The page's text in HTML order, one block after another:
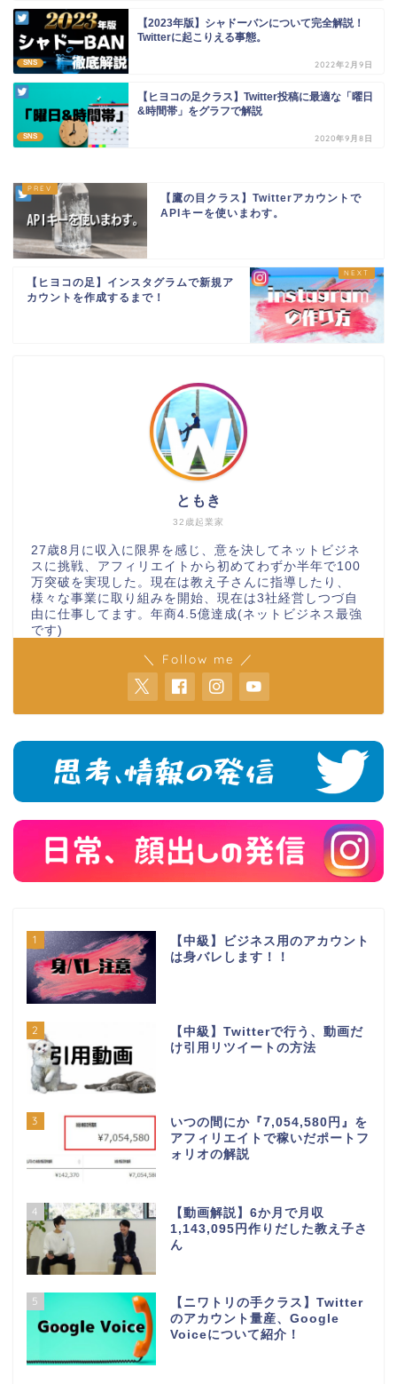
SNS
【2023年版】シャドーバンについて完全解説！
Twitterに起こりえる事態。
2022年2月9日
SNS
【ヒヨコの足クラス】Twitter投稿に最適な「曜日
&時間帯」をグラフで解説
2020年9月8日
【鷹の目クラス】Twitterアカウントで
APIキーを使いまわす。
【ヒヨコの足】インスタグラムで新規ア
カウントを作成するまで！
32歳起業家
ともき
27歳8月に収入に限界を感じ、意を決してネットビジネ
スに挑戦、アフィリエイトから初めてわずか半年で100
万突破を実現した。現在は教え子さんに指導したり、
様々な事業に取り組みを開始、現在は3社経営しつづ自
由に仕事してます。年商4.5億達成(ネットビジネス最強
です)
＼ Follow me ／
1
【中級】ビジネス用のアカウント
は身バレします！！
2
【中級】Twitterで行う、動画だ
け引用リツイートの方法
3
いつの間にか『7,054,580円』を
アフィリエイトで稼いだポートフ
ォリオの解説
4
【動画解説】6か月で月収
1,143,095円作りだした教え子さ
ん
5
【ニワトリの手クラス】Twitter
のアカウント量産、Google
Voiceについて紹介！